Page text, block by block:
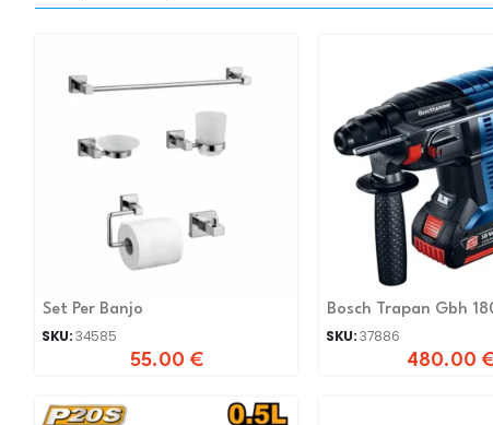
Set Per Banjo
SKU:34585
55.00 €
Bosch Trapan Gbh
SKU:37886
480.00